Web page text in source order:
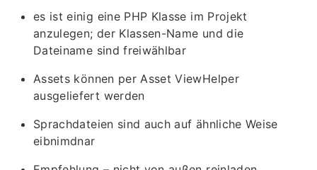
es ist einig eine PHP Klasse im Projekt
anzulegen; der Klassen-Name und die
Dateiname sind freiwählbar
Assets können per Asset ViewHelper
ausgeliefert werden
Sprachdateien sind auch auf ähnliche Weise
eibnimdnar